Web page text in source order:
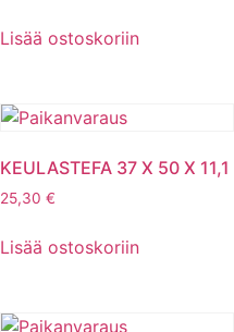
Lisää ostoskoriin
KEULASTEFA 37 X 50 X 11,1
25,30 €
Lisää ostoskoriin